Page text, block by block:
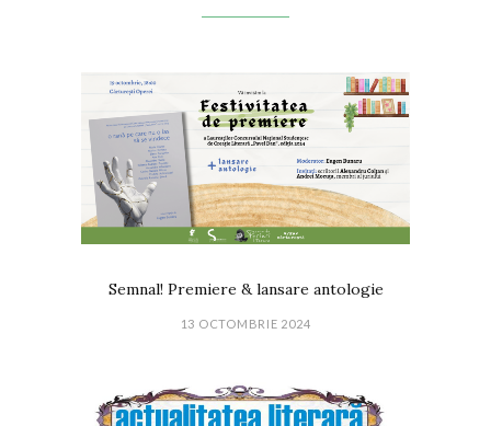
Semnal! Premiere & lansare antologie
13 OCTOMBRIE 2024